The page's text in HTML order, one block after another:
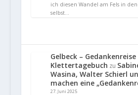
ich diesen Wandel am Fels in
selbst…
Gelbeck –
Klettertagebuch zu
Wasina, Walter Schierl
machen eine
27. Juni 2025